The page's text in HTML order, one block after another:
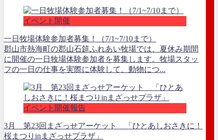
イベント開催
一日牧場体験参加者募集！（7/1~7/10まで）
郡山市熱海町の郡山石筵ふれあい牧場では、夏休み期間
に開催の一日牧場体験参加者を募集します。牧場スタッ
フの一日の仕事を実際に体験して、動物につ...
イベント開催報告
3月 第23回まざっせアーケット 「ひとあしおさきに！
桜まつりinまざっせプラザ」